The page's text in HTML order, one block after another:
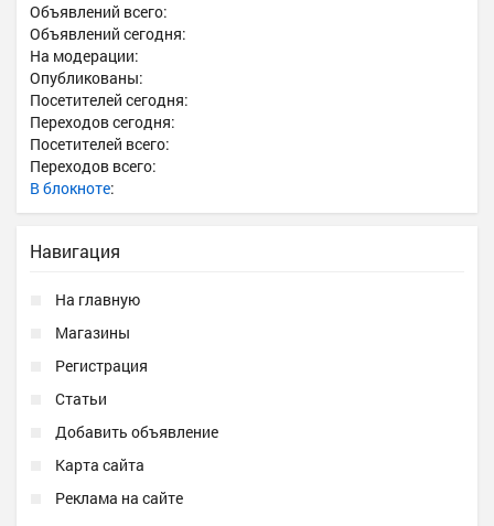
Объявлений всего:
Объявлений сегодня:
На модерации:
Опубликованы:
Посетителей сегодня:
Переходов сегодня:
Посетителей всего:
Переходов всего:
В блокноте:
Навигация
На главную
Магазины
Регистрация
Статьи
Добавить объявление
Карта сайта
Реклама на сайте